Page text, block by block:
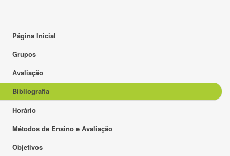
Página Inicial
Grupos
Avaliação
Bibliografia
Horário
Métodos de Ensino e Avaliação
Objetivos